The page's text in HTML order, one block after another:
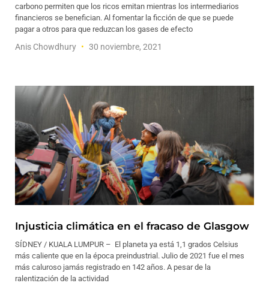
carbono permiten que los ricos emitan mientras los intermediarios
financieros se benefician. Al fomentar la ficción de que se puede
pagar a otros para que reduzcan los gases de efecto
Anis Chowdhury 30 noviembre, 2021
Injusticia climática en el fracaso de Glasgow
SÍDNEY / KUALA LUMPUR – El planeta ya está 1,1 grados Celsius
más caliente que en la época preindustrial. Julio de 2021 fue el mes
más caluroso jamás registrado en 142 años. A pesar de la
ralentización de la actividad